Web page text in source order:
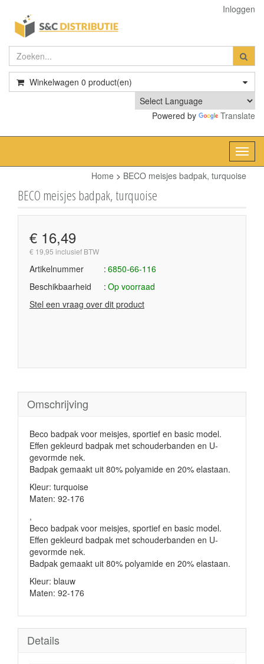
Inloggen
Winkelwagen 0 product(en)
Powered by Translate
Home > BECO meisjes badpak, turquoise
BECO meisjes badpak, turquoise
€ 16,49
€ 19,95 inclusief BTW
Artikelnummer
6850-66-116
Beschikbaarheid
Op voorraad
Stel een vraag over dit product
Omschrijving
Beco badpak voor meisjes, sportief en basic model.
Effen gekleurd badpak met schouderbanden en U-
gevormde nek.
Badpak gemaakt uit 80% polyamide en 20% elastaan.
Kleur: turquoise
Maten: 92-176
,
Beco badpak voor meisjes, sportief en basic model.
Effen gekleurd badpak met schouderbanden en U-
gevormde nek.
Badpak gemaakt uit 80% polyamide en 20% elastaan.
Kleur: blauw
Maten: 92-176
Details